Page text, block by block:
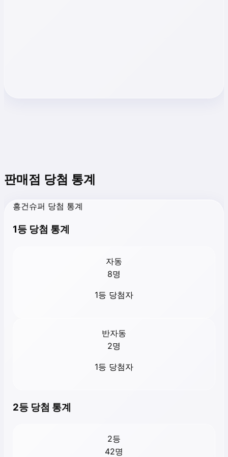
판매점 당첨 통계
흥건슈퍼 당첨 통계
1등 당첨 통계
자동
8명
1등 당첨자
반자동
2명
1등 당첨자
2등 당첨 통계
2등
42명